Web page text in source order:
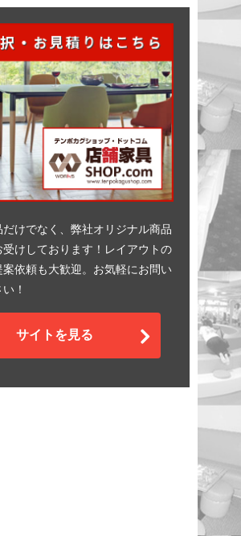
だけでなく、弊社オリジナル商品
けしております！レイアウトの
案依頼も大歓迎。お気軽にお問い
！
サイトを見る